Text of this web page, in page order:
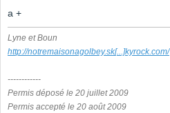
a +
Lyne et Boun
http://notremaisonagolbey.sk[...]kyrock.com/
------------
Permis déposé le 20 juillet 2009
Permis accepté le 20 août 2009